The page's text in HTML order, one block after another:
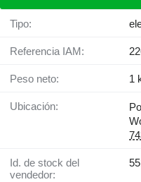
Tipo:
Referencia IAM:
Peso neto: 1
Ubicación:
Id. de stock del
vendedor: